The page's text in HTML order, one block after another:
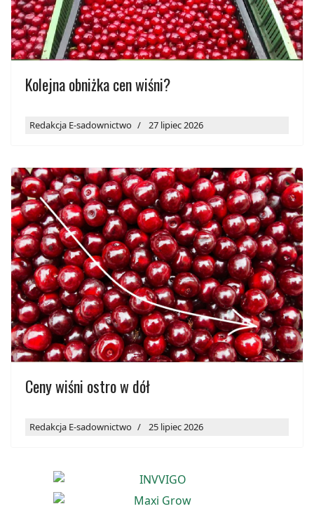
Kolejna obniżka cen wiśni?
Redakcja E-sadownictwo 27 lipiec 2026
Ceny wiśni ostro w dół
Redakcja E-sadownictwo 25 lipiec 2026